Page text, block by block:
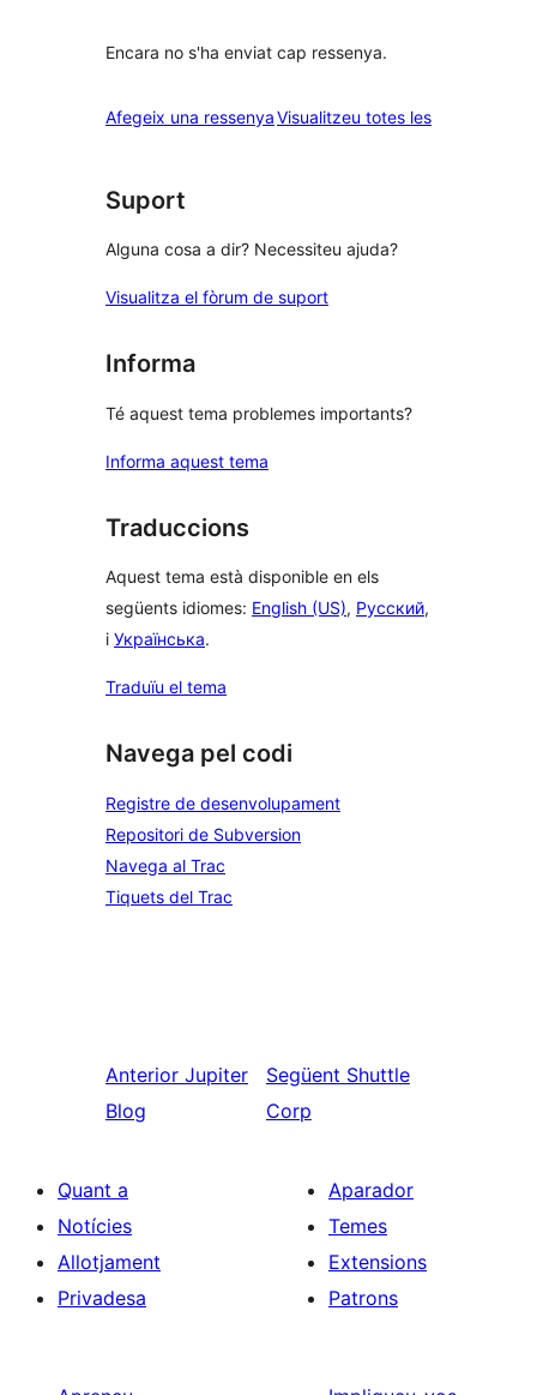
Encara no s'ha enviat cap ressenya.
Afegeix una ressenyaVisualitzeu totes lesressenyes
Suport
Alguna cosa a dir? Necessiteu ajuda?
Visualitza el fòrum de suport
Informa
Té aquest tema problemes importants?
Informa aquest tema
Traduccions
Aquest tema està disponible en els
següents idiomes: English (US), Русский,
i Українська.
Traduïu el tema
Navega pel codi
Registre de desenvolupament
Repositori de Subversion
Navega al Trac
Tiquets del Trac
Anterior Jupiter
Blog
Següent Shuttle
Corp
Quant a
Notícies
Allotjament
Privadesa
Aparador
Temes
Extensions
Patrons